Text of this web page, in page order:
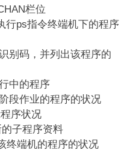
栏位
行ps指令终端机下的程序
别码，并列出该程序的
中的程序
段作业的程序的状况
序状况
子程序资料
终端机的程序的状况